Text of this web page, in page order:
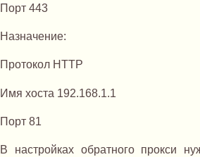
Порт 443
Назначение:
Протокол HTTP
Имя хоста 192.168.1.1
Порт 81
В настройках обратного прокси